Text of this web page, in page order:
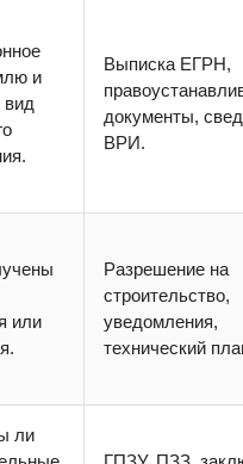
и
вид
Выписка ЕГРН,
документы,
ВРИ.
или
Разрешение на
строительство,
уведомления,
технический
ли